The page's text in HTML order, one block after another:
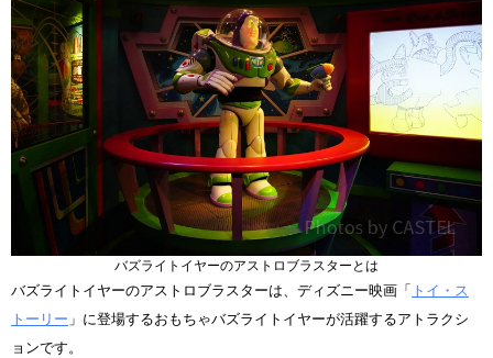
バズライトイヤーのアストロブラスターとは
バズライトイヤーのアストロブラスターは、ディズニー映画「 トイ・ス
トーリー 」に登場するおもちゃバズライトイヤーが活躍するアトラクシ
ョンです。